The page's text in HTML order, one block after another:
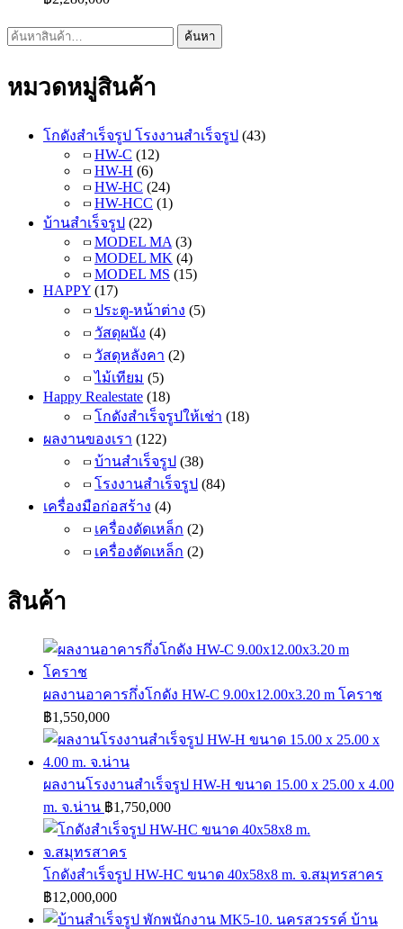
ค้นหา: ค้นหา
หมวดหมู่สินค้า
โกดังสำเร็จรูป โรงงานสำเร็จรูป (43)
HW-C (12)
HW-H (6)
HW-HC (24)
HW-HCC (1)
บ้านสำเร็จรูป (22)
MODEL MA (3)
MODEL MK (4)
MODEL MS (15)
HAPPY (17)
ประตู-หน้าต่าง (5)
วัสดุผนัง (4)
วัสดุหลังคา (2)
ไม้เทียม (5)
Happy Realestate (18)
โกดังสำเร็จรูปให้เช่า (18)
ผลงานของเรา (122)
บ้านสำเร็จรูป (38)
โรงงานสำเร็จรูป (84)
เครื่องมือก่อสร้าง (4)
เครื่องดัดเหล็ก (2)
เครื่องตัดเหล็ก (2)
สินค้า
ผลงานอาคารกึ่งโกดัง HW-C 9.00x12.00x3.20 m โคราช
฿1,550,000
ผลงานโรงงานสำเร็จรูป HW-H ขนาด 15.00 x 25.00 x 4.00
m. จ.น่าน ฿1,750,000
โกดังสำเร็จรูป HW-HC ขนาด 40x58x8 m. จ.สมุทรสาคร
฿12,000,000
บ้าน